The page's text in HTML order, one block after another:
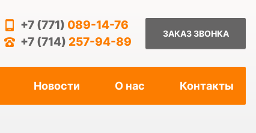
+7 (771) 089-14-76
+7 (714) 257-94-89
ЗАКАЗ ЗВОНКА
Новости О нас Контакты